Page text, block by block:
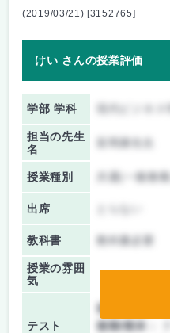
(2019/03/21) [3152765]
けい さんの授業評価
学部 学科
担当の先生
名
授業種別 共通(一般教養)
出席
教科書 教科書必要
授業の雰囲
気
テスト
前期/中間：
後期/期末：